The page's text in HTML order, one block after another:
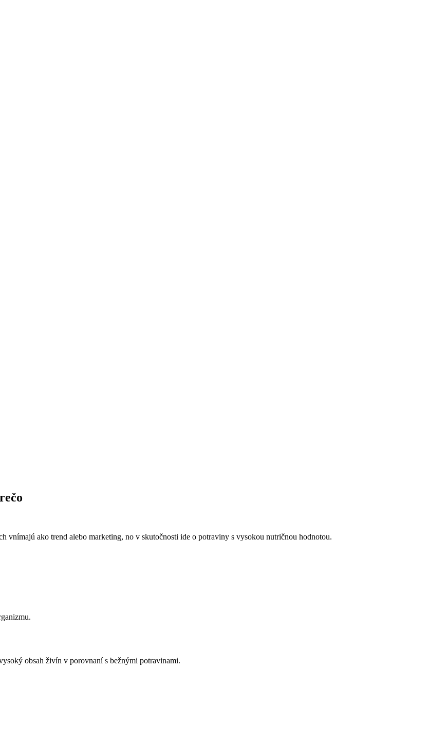
vnímajú ako trend alebo marketing, no v skutočnosti ide o potraviny s vysokou nutričnou hodnotou.
obsah živín v porovnaní s bežnými potravinami.